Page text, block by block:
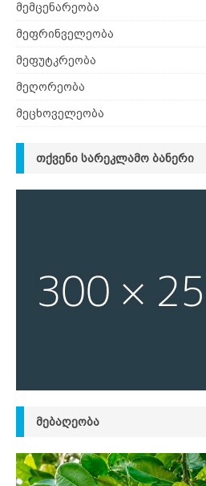
მემცენარეობა
მეფრინველეობა
მეფუტკრეობა
მეღორეობა
მეცხოველეობა
ᲗᲥᲕᲔᲜᲘ ᲡᲐᲠᲔᲙᲚᲐᲛᲝ ᲑᲐᲜᲔᲠᲘ
ᲛᲔᲑᲐᲦᲔᲝᲑᲐ